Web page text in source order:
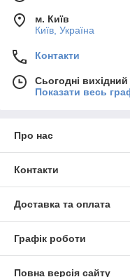
м. Київ
Київ, Україна
Контакти
Сьогодні вихідний
Показати весь
Про нас
Контакти
Доставка та оплата
Графік роботи
Повна версія сайту